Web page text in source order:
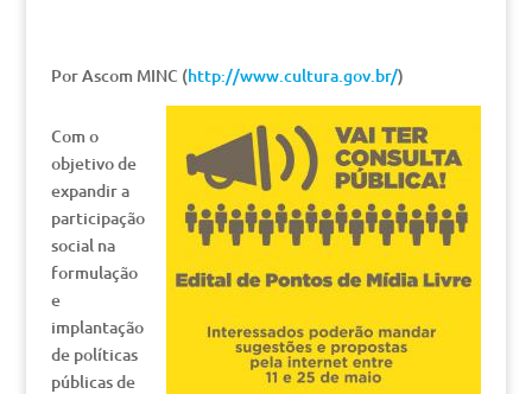
Por Ascom MINC (http://www.cultura.gov.br/)
Com o
objetivo de
expandir a
participação
social na
formulação
e
implantação
de políticas
públicas de